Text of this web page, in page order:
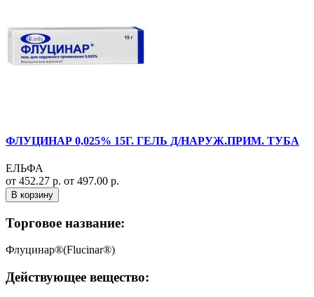
ФЛУЦИНАР 0,025% 15Г. ГЕЛЬ Д/НАРУЖ.ПРИМ. ТУБА
ЕЛЬФА
от 452.27 р. от 497.00 р.
В корзину
Торговое название:
Флуцинар®(Flucinar®)
Действующее вещество: